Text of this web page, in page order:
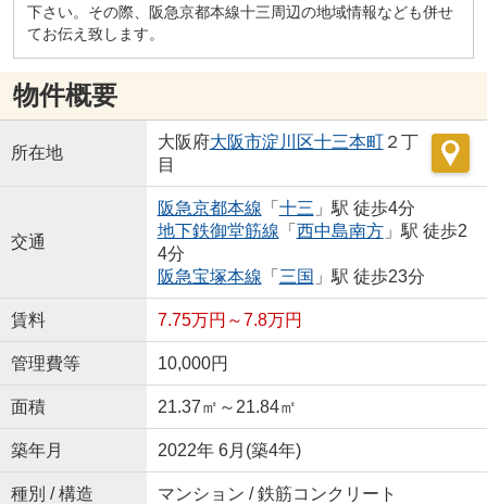
下さい。その際、阪急京都本線十三周辺の地域情報なども併せ
てお伝え致します。
物件概要
所在地
大阪府大阪市淀川区十三本町２丁
目
交通
阪急京都本線 「 十三 」駅 徒歩4分
地下鉄御堂筋線 「 西中島南方」駅 徒歩2
4分
阪急宝塚本線 「 三国 」駅 徒歩23分
賃料 7.75万円～7.8万円
管理費等 10,000円
面積 21.37㎡～21.84㎡
築年月 2022年 6月(築4年)
種別 / 構造 マンション / 鉄筋コンクリート